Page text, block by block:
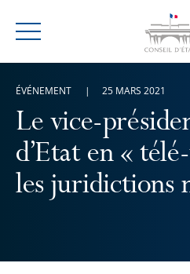
Menu
Le vice-
d’Etat en «
les juridictions
ÉVÉNEMENT 25 MARS 2021